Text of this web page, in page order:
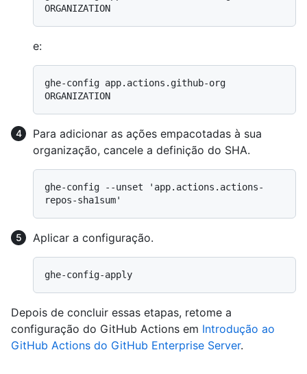
e:
ghe-config app.actions.github-org
Para adicionar as ações empacotadas à sua
organização, cancele a definição do SHA.
ghe-config --unset 'app.actions.actions-
Aplicar a configuração.
Depois de concluir essas etapas, retome a
configuração do GitHub Actions em Introdução ao
GitHub Actions do GitHub Enterprise Server.